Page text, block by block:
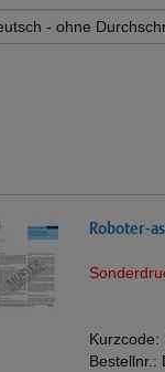
Roboter-
Kurzcode:
Bestellnr.: